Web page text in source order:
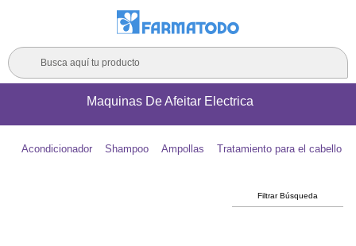
Busca aquí tu producto
Maquinas De Afeitar Electrica
Acondicionador Shampoo Ampollas Tratamiento para el cabello
Filtrar Búsqueda